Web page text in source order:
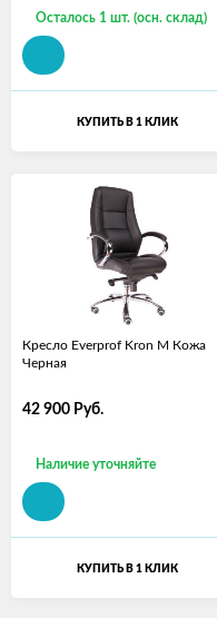
Осталось 1 шт. (осн. склад)
КУПИТЬ В 1 КЛИК
Кресло Everprof Kron M Кожа
Черная
42 900 Руб.
Наличие уточняйте
КУПИТЬ В 1 КЛИК